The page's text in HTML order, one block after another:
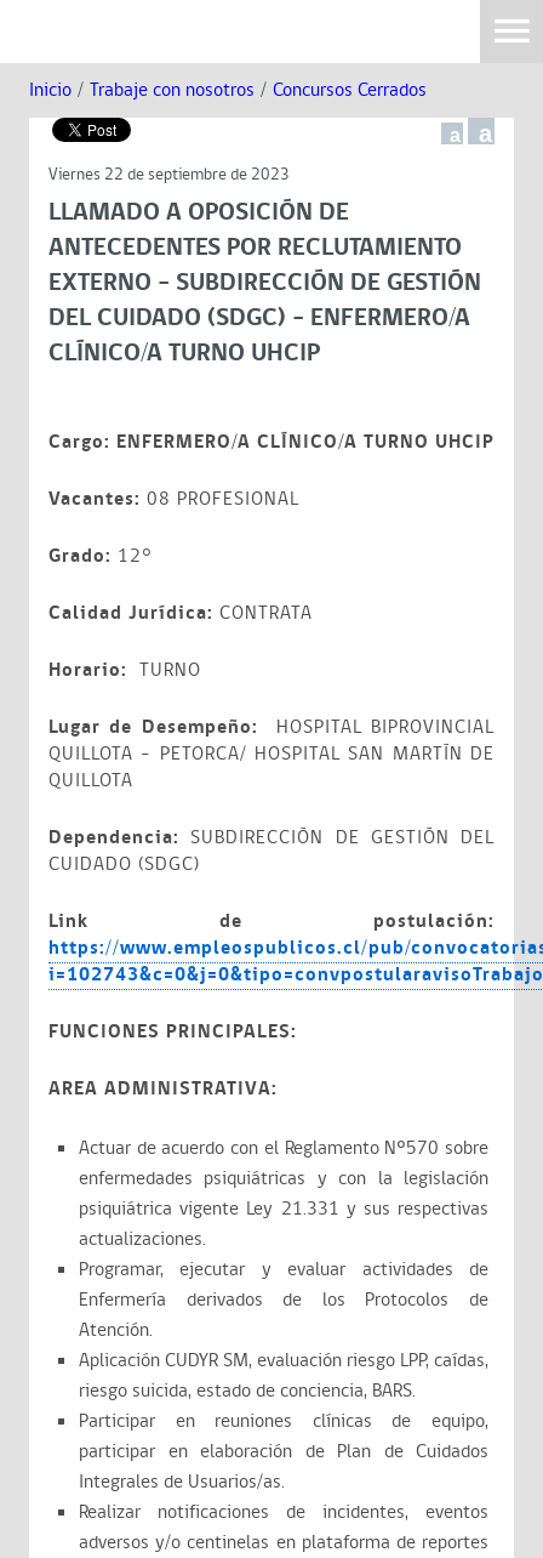
Inicio / Trabaje con nosotros / Concursos Cerrados
a a
Viernes 22 de septiembre de 2023
LLAMADO A OPOSICIÓN DE
ANTECEDENTES POR RECLUTAMIENTO
EXTERNO – SUBDIRECCIÓN DE GESTIÓN
DEL CUIDADO (SDGC) – ENFERMERO/A
CLÍNICO/A TURNO UHCIP
Cargo: ENFERMERO/A CLÍNICO/A TURNO UHCIP
Vacantes: 08 PROFESIONAL
Grado: 12°
Calidad Jurídica: CONTRATA
Horario: TURNO
Lugar de Desempeño: HOSPITAL BIPROVINCIAL
QUILLOTA – PETORCA/ HOSPITAL SAN MARTÍN DE
QUILLOTA
Dependencia: SUBDIRECCIÓN DE GESTIÓN DEL
CUIDADO (SDGC)
Link de postulación:
https://www.empleospublicos.cl/pub/
i=102743&c=0&j=0&tipo=convpostularavisoTrabajo
FUNCIONES PRINCIPALES:
AREA ADMINISTRATIVA:
Actuar de acuerdo con el Reglamento Nº570 sobre
enfermedades psiquiátricas y con la legislación
psiquiátrica vigente Ley 21.331 y sus respectivas
actualizaciones.
Programar, ejecutar y evaluar actividades de
Enfermería derivados de los Protocolos de
Atención.
Aplicación CUDYR SM, evaluación riesgo LPP, caídas,
riesgo suicida, estado de conciencia, BARS.
Participar en reuniones clínicas de equipo,
participar en elaboración de Plan de Cuidados
Integrales de Usuarios/as.
Realizar notificaciones de incidentes, eventos
adversos y/o centinelas en plataforma de reportes